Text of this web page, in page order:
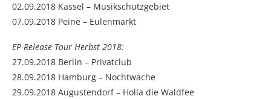
02.09.2018 Kassel – Musikschutzgebiet
07.09.2018 Peine – Eulenmarkt
EP-Release Tour Herbst 2018:
27.09.2018 Berlin – Privatclub
28.09.2018 Hamburg – Nochtwache
29.09.2018 Augustendorf – Holla die Waldfee